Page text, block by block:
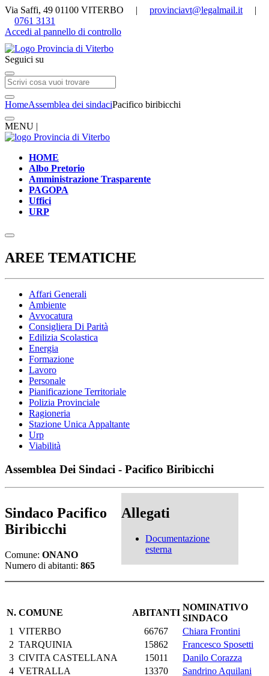
Via Saffi, 49 01100 VITERBO | provinciavt@legalmail.it |
0761 3131
Accedi al pannello di controllo
Seguici su
HomeAssemblea dei sindaciPacifico biribicchi
MENU |
HOME
Albo Pretorio
Amministrazione Trasparente
PAGOPA
Uffici
URP
AREE TEMATICHE
Affari Generali
Ambiente
Avvocatura
Consigliera Di Parità
Edilizia Scolastica
Energia
Formazione
Lavoro
Personale
Pianificazione Territoriale
Polizia Provinciale
Ragioneria
Stazione Unica Appaltante
Urp
Viabilità
Assemblea Dei Sindaci - Pacifico Biribicchi
Sindaco Pacifico
Biribicchi
Comune: ONANO
Numero di abitanti: 865
Allegati
Documentazione
esterna
N. COMUNE ABITANTI
NOMINATIVO
SINDACO
1
VITERBO 66767
Chiara Frontini
2 TARQUINIA 15862
Francesco Sposetti
3 CIVITA CASTELLANA 15011
Danilo Corazza
4 VETRALLA 13370
Sandrino Aquilani